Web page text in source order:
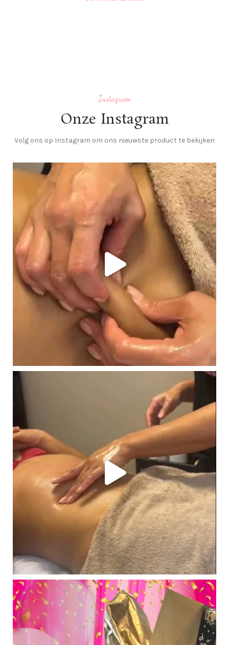
Instagram
Onze Instagram
Volg ons op Instagram om ons nieuwste product te bekijken